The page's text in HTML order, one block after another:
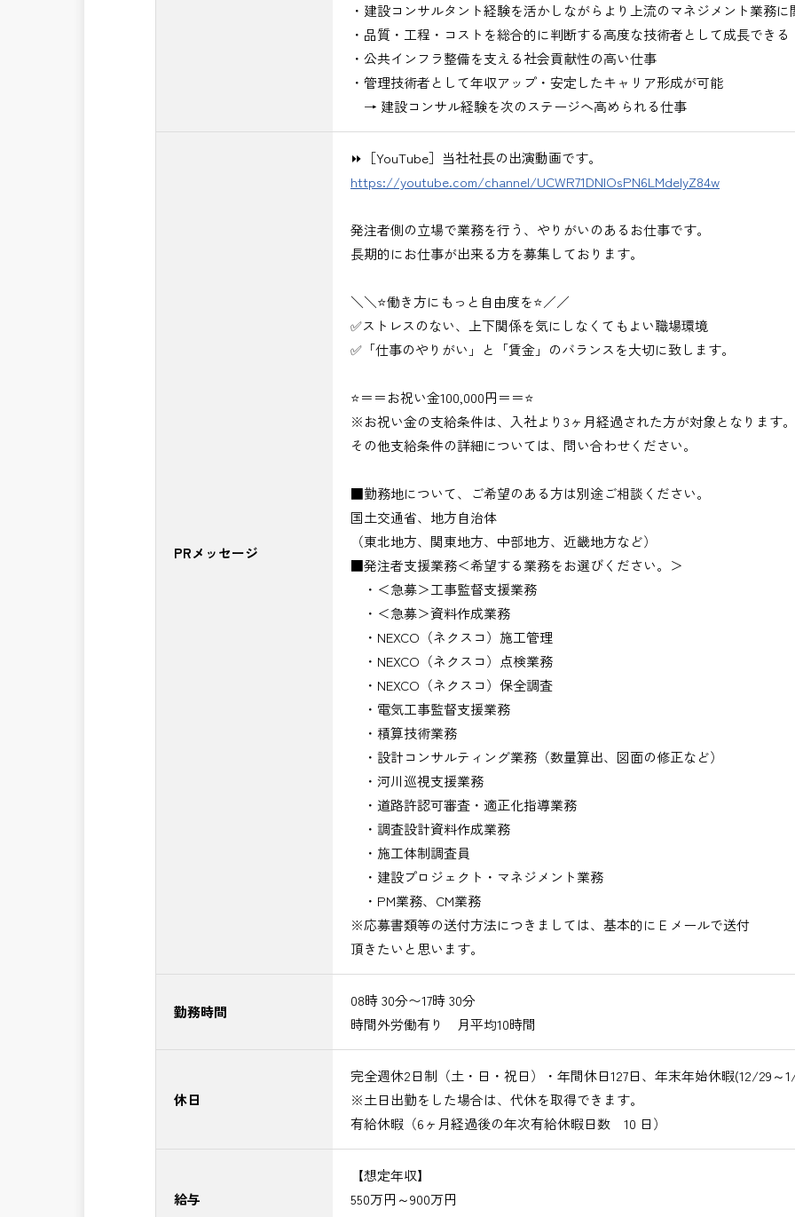
・建設コンサルタント経験を活かしながらより上流のマネジメント業務に
・品質・工程・コストを総合的に判断する高度な技術者として成長できる
・公共インフラ整備を支える社会貢献性の高い仕事
・管理技術者として年収アップ・安定したキャリア形成が可能
→ 建設コンサル経験を次のステージへ高められる仕事
PRメッセージ
⏩［YouTube］当社社長の出演動画です。
https://youtube.com/channel/UCWR71DNlOsPN6LMdeIyZ84w
発注者側の立場で業務を行う、やりがいのあるお仕事です。
長期的にお仕事が出来る方を募集しております。
＼＼⭐働き方にもっと自由度を⭐／／
✅ストレスのない、上下関係を気にしなくてもよい職場環境
✅「仕事のやりがい」と「賃金」のバランスを大切に致します。
⭐＝＝お祝い金100,000円＝＝⭐
※お祝い金の支給条件は、入社より3ヶ月経過された方が対象となります。
その他支給条件の詳細については、問い合わせください。
■勤務地について、ご希望のある方は別途ご相談ください。
国土交通省、地方自治体
（東北地方、関東地方、中部地方、近畿地方など）
■発注者支援業務＜希望する業務をお選びください。＞
・＜急募＞工事監督支援業務
・＜急募＞資料作成業務
・NEXCO（ネクスコ）施工管理
・NEXCO（ネクスコ）点検業務
・NEXCO（ネクスコ）保全調査
・電気工事監督支援業務
・積算技術業務
・設計コンサルティング業務（数量算出、図面の修正など）
・河川巡視支援業務
・道路許認可審査・適正化指導業務
・調査設計資料作成業務
・施工体制調査員
・建設プロジェクト・マネジメント業務
・PM業務、CM業務
※応募書類等の送付方法につきましては、基本的にＥメールで送付
頂きたいと思います。
勤務時間
08時 30分〜17時 30分
時間外労働有り 月平均10時間
休日
完全週休2日制（土・日・祝日）・年間休日127日、年末年始休暇(12/29～
※土日出勤をした場合は、代休を取得できます。
有給休暇（6ヶ月経過後の年次有給休暇日数 10 日）
給与
【想定年収】
550万円～900万円